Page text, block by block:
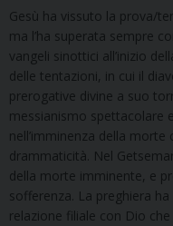
Gesù ha vissuto la prova/
ma l’ha superata sempre
vangeli sinottici all’inizio
delle tentazioni, in cui il
prerogative divine a suo
messianismo spettacolare
nell’imminenza della
drammaticità. Nel
della morte imminente, e
sofferenza. La preghiera
relazione filiale con Dio